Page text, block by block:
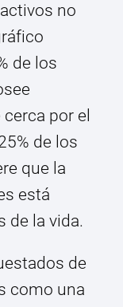
no
de los
por el
de los
que la
está
de la vida.
de
como una